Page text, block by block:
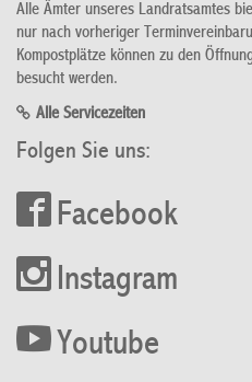
Alle Ämter unseres Landratsamtes
nur nach vorheriger
Kompostplätze können zu den
besucht werden.
Alle Servicezeiten
Folgen Sie uns:
Facebook
Instagram
Youtube